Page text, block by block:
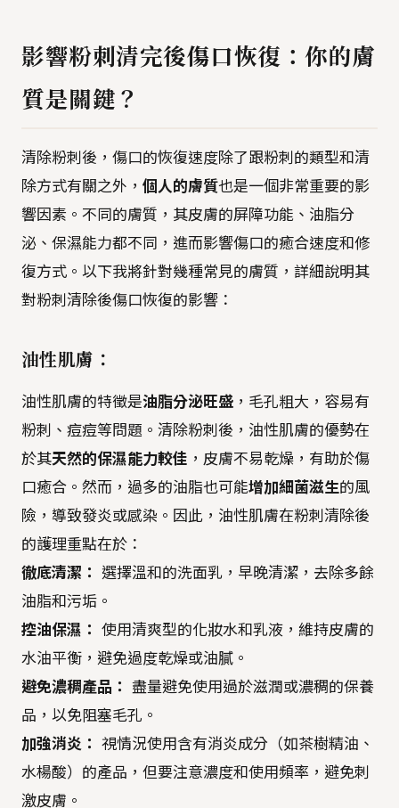
影響粉刺清完後傷口恢復：你的膚
質是關鍵？
清除粉刺後，傷口的恢復速度除了跟粉刺的類型和清
除方式有關之外， 個人的膚質也是一個非常重要的影
響因素。不同的膚質，其皮膚的屏障功能、油脂分
泌、保濕能力都不同，進而影響傷口的癒合速度和修
復方式。以下我將針對幾種常見的膚質，詳細說明其
對粉刺清除後傷口恢復的影響：
油性肌膚：
油性肌膚的特徵是油脂分泌旺盛 ，毛孔粗大，容易有
粉刺、痘痘等問題。清除粉刺後，油性肌膚的優勢在
於其天然的保濕能力較佳 ，皮膚不易乾燥，有助於傷
口癒合。然而，過多的油脂也可能增加細菌滋生的風
險，導致發炎或感染。因此，油性肌膚在粉刺清除後
的護理重點在於：
徹底清潔：
選擇溫和的洗面乳，早晚清潔，去除多餘
油脂和污垢。
控油保濕： 使用清爽型的化妝水和乳液，維持皮膚的
水油平衡，避免過度乾燥或油膩。
避免濃稠產品： 盡量避免使用過於滋潤或濃稠的保養
品，以免阻塞毛孔。
加強消炎： 視情況使用含有消炎成分（如茶樹精油、
水楊酸）的產品，但要注意濃度和使用頻率，避免刺
激皮膚。